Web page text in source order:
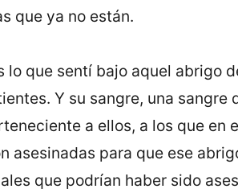
que ya no están.
que sentí bajo aquel abrigo
Y su sangre, una sangre
a ellos, a los que en
para que ese
que podrían haber sido